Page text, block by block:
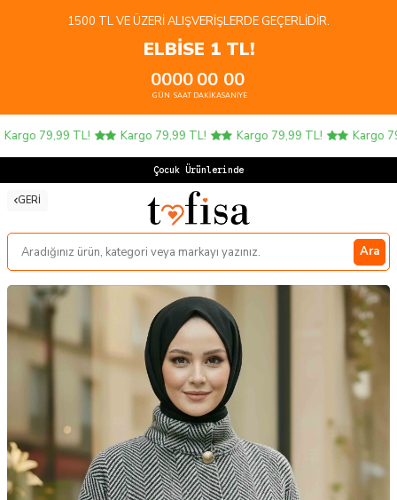
1500 TL VE ÜZERI ALIŞVERIŞLERDE GEÇERLIDIR.
ELBİSE 1 TL!
00
GÜN
00
SAAT
00
DAKIKA
00
SANIYE
79,99 TL! Kargo 79,99 TL! Kargo 79,99 TL! Kargo
Çocuk Ürünlerinde 4
GERI
Ara